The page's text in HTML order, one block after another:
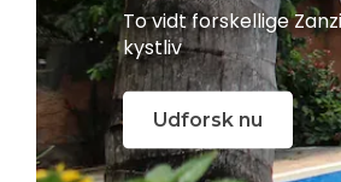
To vidt forskellige
kystliv
Udforsk nu